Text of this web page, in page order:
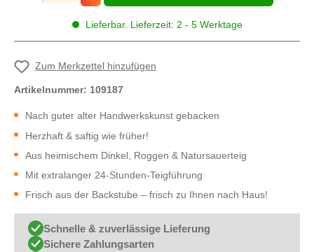
Lieferbar. Lieferzeit: 2 - 5 Werktage
Zum Merkzettel hinzufügen
Artikelnummer: 109187
Nach guter alter Handwerkskunst gebacken
Herzhaft & saftig wie früher!
Aus heimischem Dinkel, Roggen & Natursauerteig
Mit extralanger 24-Stunden-Teigführung
Frisch aus der Backstube – frisch zu Ihnen nach Haus!
Schnelle & zuverlässige Lieferung
Sichere Zahlungsarten